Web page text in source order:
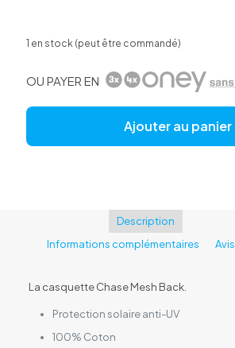
1 en stock (peut être commandé)
OU PAYER EN
Ajouter au panier
Description
Informations complémentaires
Avis
La casquette Chase Mesh Back.
Protection solaire anti-UV
100% Coton